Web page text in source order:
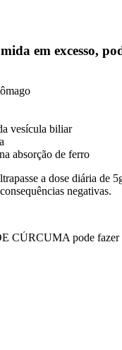
em excesso,
vesícula biliar
absorção de ferro
a dose diária de
negativas.